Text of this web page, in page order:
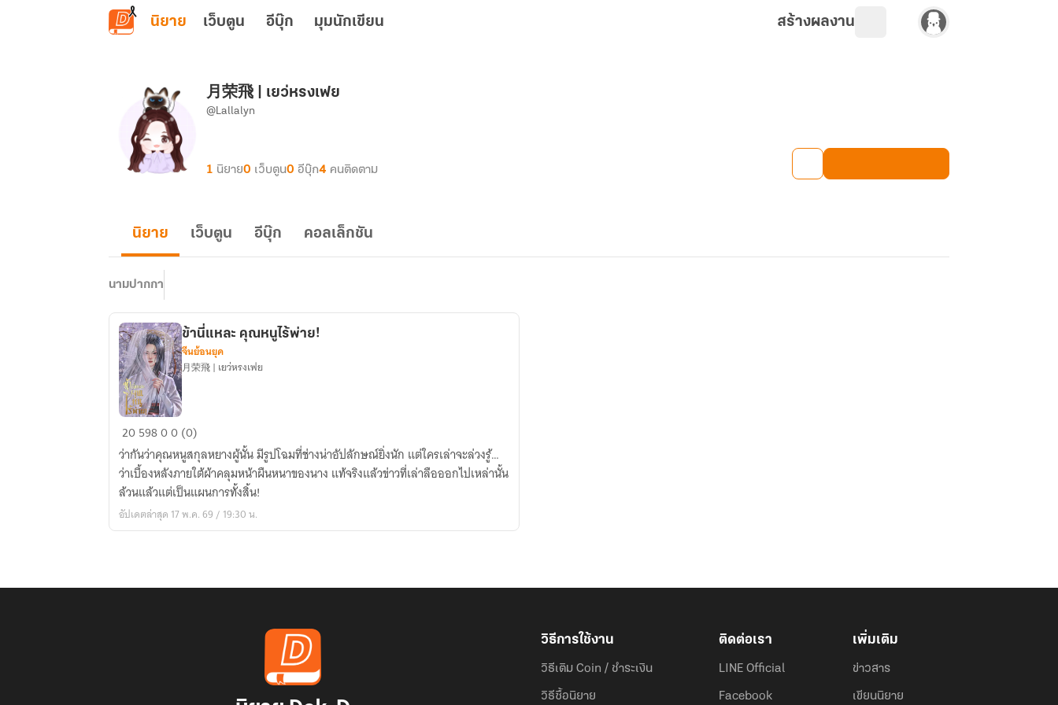
ข้ามไปยังเนื้อหาหลัก
นิยาย เว็บตูน อีบุ๊ก มุมนักเขียน สร้างผลงาน
月荣飛 | เยว่หรงเฟย
@Lallalyn
1 นิยาย0 เว็บตูน0 อีบุ๊ก4 คนติดตาม
นิยาย เว็บตูน อีบุ๊ก คอลเล็กชัน
นามปากกา
ข้า
นี่
แหละ
คุณ
หนู
ไร้
ข้านี่แหละ คุณหนูไร้พ่าย!
จีนย้อนยุค
月荣飛 | เยว่หรงเฟย
2059800 (0)
ว่ากันว่าคุณหนูสกุลหยางผู้นั้น มีรูปโฉมที่ช่างน่าอัปลักษณ์ยิ่งนัก แต่ใครเล่าจะล่วงรู้…
ว่าเบื้องหลังภายใต้ผ้าคลุมหน้าผืนหนาของนาง แท้จริงแล้วข่าวที่เล่าลือออกไปเหล่านั้น
ล้วนแล้วแต่เป็นแผนการทั้งสิ้น!
อัปเดตล่าสุด 17 พ.ค. 69 / 19:30 น.
วิธีการใช้งาน
วิธีเติม Coin / ชำระเงิน
วิธีซื้อนิยาย
ติดต่อเรา
LINE Official
Facebook
เพิ่มเติม
ข่าวสาร
เขียนนิยาย